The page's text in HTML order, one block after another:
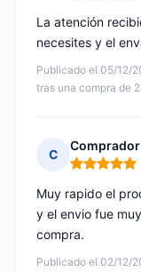
Publicado el 05/12/
tras una compra de
La atención
necesites y el
C
Nota: 5 de 5
Publicado el 02/12/
Muy rapido el
y el envio fue
compra.